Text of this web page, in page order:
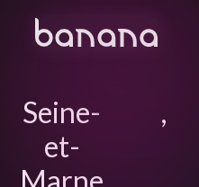
Seine-
et-
,